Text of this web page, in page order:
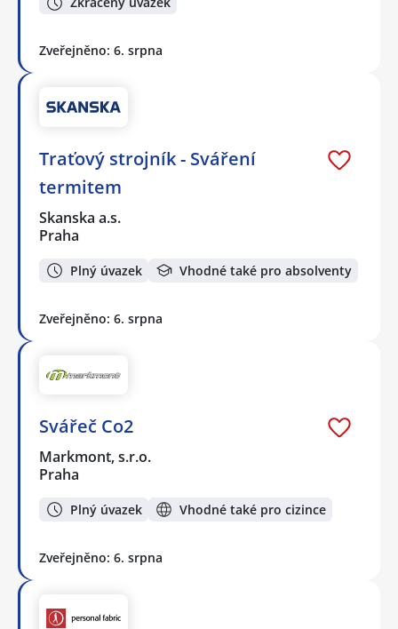
Zveřejněno: 6. srpna
Traťový strojník - Sváření
termitem
Skanska a.s.
Praha
Plný úvazek Vhodné také pro absolventy
Zveřejněno: 6. srpna
Svářeč Co2
Markmont, s.r.o.
Praha
Plný úvazek Vhodné také pro cizince
Zveřejněno: 6. srpna